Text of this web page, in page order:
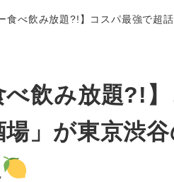
食べ飲み放題?!】コスパ最強で
べ飲み放題?!
」が東京渋